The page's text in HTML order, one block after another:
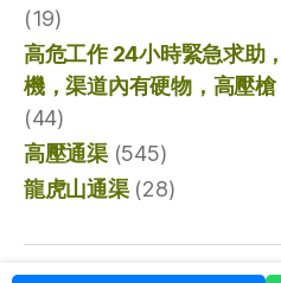
(19)
高危工作 24小時緊急求助
機，渠道內有硬物，高壓
(44)
高壓通渠(545)
龍虎山通渠(28)